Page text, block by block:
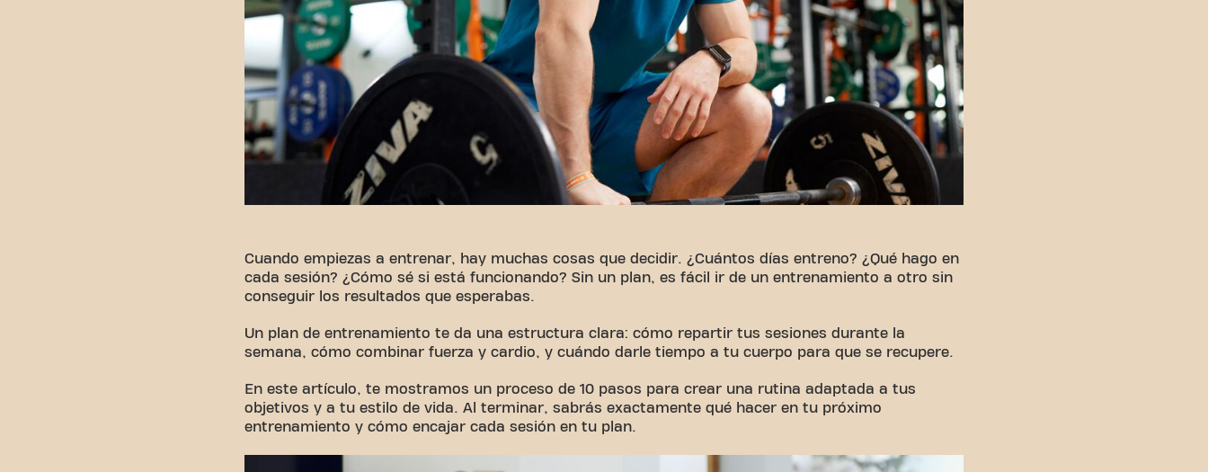
Cuando empiezas a entrenar, hay muchas cosas que decidir. ¿Cuántos días entreno? ¿Qué hago en
cada sesión? ¿Cómo sé si está funcionando? Sin un plan, es fácil ir de un entrenamiento a otro sin
conseguir los resultados que esperabas.
Un plan de entrenamiento te da una estructura clara: cómo repartir tus sesiones durante la
semana, cómo combinar fuerza y cardio, y cuándo darle tiempo a tu cuerpo para que se recupere.
En este artículo, te mostramos un proceso de 10 pasos para crear una rutina adaptada a tus
objetivos y a tu estilo de vida. Al terminar, sabrás exactamente qué hacer en tu próximo
entrenamiento y cómo encajar cada sesión en tu plan.